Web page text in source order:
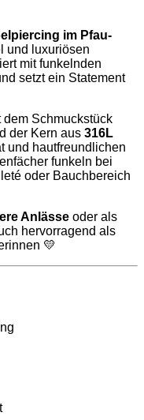
im Pfau-
und luxuriösen
mit funkelnden
setzt ein Statement
dem Schmuckstück
der Kern aus 316L
und hautfreundlichen
funkeln bei
oder Bauchbereich
Anlässe oder als
hervorragend als
💛